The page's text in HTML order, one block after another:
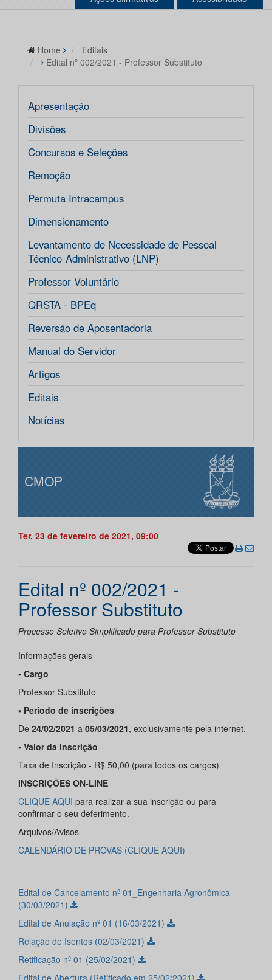
Home
Editais
Edital nº 002/2021 - Professor Substituto
Apresentação
Divisões
Concursos e Seleções
Remoção
Permuta Intracampus
Dimensionamento
Levantamento de Necessidade de Pessoal
Técnico-Administrativo (LNP)
Professor Voluntário
QRSTA - BPEq
Reversão de Aposentadoria
Manual do Servidor
Artigos
Editais
Notícias
CMOP
Ter, 23 de fevereiro de 2021, 09:00
Edital nº 002/2021 -
Professor Substituto
Processo Seletivo Simplificado para Professor Substituto
Informações gerais
• Cargo
Professor Substituto
• Período de inscrições
De 24/02/2021 a 05/03/2021, exclusivamente pela internet.
• Valor da inscrição
Taxa de Inscrição - R$ 50,00 (para todos os cargos)
INSCRIÇÕES ON-LINE
CLIQUE AQUI para realizar a sua inscrição ou para
confirmar o seu deferimento.
Arquivos/Avisos
CALENDÁRIO DE PROVAS (CLIQUE AQUI)
Edital de Cancelamento nº 01_Engenharia Agronômica
(30/03/2021)
Edital de Anulação nº 01 (16/03/2021)
Relação de Isentos (02/03/2021)
Retificação nº 01 (25/02/2021)